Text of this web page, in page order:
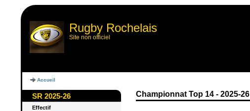
Rugby Rochelais
Site non officiel
Accueil
SR 2025-26
Effectif
Championnat Top 14 - 2025-26